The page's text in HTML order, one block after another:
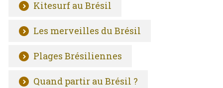
Kitesurf au Brésil
Les merveilles du Brésil
Plages Brésiliennes
Quand partir au Brésil ?